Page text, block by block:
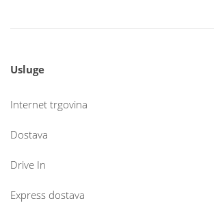
Usluge
Internet trgovina
Dostava
Drive In
Express dostava